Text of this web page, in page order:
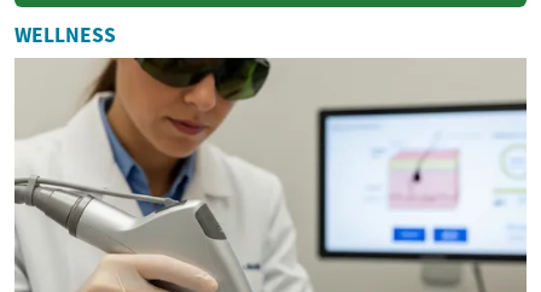
Haarentfernung etabliert.
Dies...
WELLNESS